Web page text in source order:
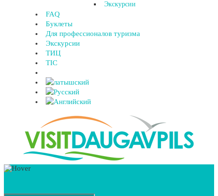
Экскурсии
FAQ
Буклеты
Для профессионалов туризма
Экскурсии
ТИЦ
TIC